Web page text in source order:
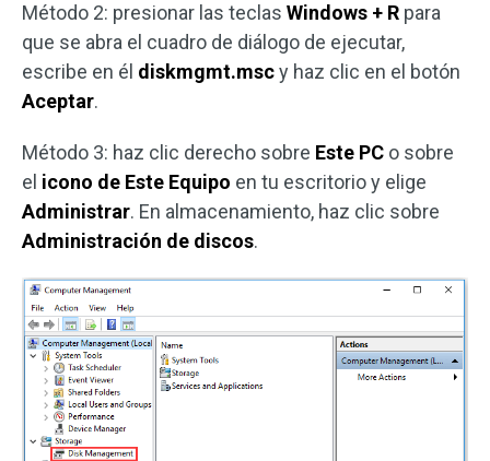
Método 2: presionar las teclas Windows + R para
que se abra el cuadro de diálogo de ejecutar,
escribe en él diskmgmt.mscy haz clic en el botón
Aceptar.
Método 3: haz clic derecho sobre Este PC o sobre
el icono de Este Equipo en tu escritorio y elige
Administrar. En almacenamiento, haz clic sobre
Administración de discos.